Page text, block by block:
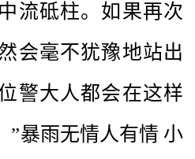
流砥柱。如果再次
会毫不犹豫地站出
警大人都会在这样
”暴雨无情人有情 小